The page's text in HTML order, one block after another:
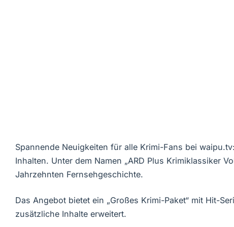
Spannende Neuigkeiten für alle Krimi-Fans bei
Inhalten. Unter dem Namen „ARD Plus Krimiklassiker
Jahrzehnten Fernsehgeschichte.
Das Angebot bietet ein „Großes Krimi-Paket“ mit Hit-
zusätzliche Inhalte erweitert.